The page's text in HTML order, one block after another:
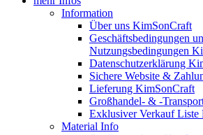
Information
Über uns KimSonCraft
Geschäftsbedingungen
Nutzungsbedingungen
Datenschutzerklärung
Sichere Website &
Lieferung KimSonCraft
Großhandel- & -
Exklusiver Verkauf Liste
Material Info